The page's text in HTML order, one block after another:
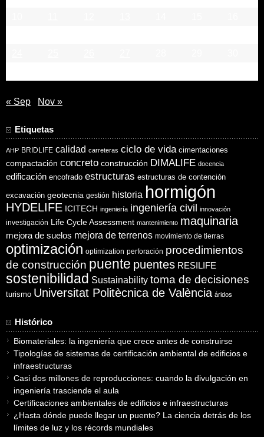
« Sep Nov »
Etiquetas
AHP BRIDLIFE calidad carreteras ciclo de vida cimentaciones
compactación concreto construcción DIMALIFE docencia
edificación encofrado estructuras estructuras de contención
excavación geotecnia gestión historia hormigón
HYDELIFE ICITECH ingeniería ingeniería civil innovación
investigación Life Cycle Assessment mantenimiento maquinaria
mejora de suelos mejora de terrenos movimiento de tierras
optimización optimization perforación procedimientos
de construcción puente puentes RESILIFE
sostenibilidad Sustainability toma de decisiones
turismo Universitat Politècnica de València áridos
Histórico
Biomateriales: la ingeniería que crece antes de construirse
Tipologías de sistemas de certificación ambiental de edificios e
infraestructuras
Casi dos millones de reproducciones: cuando la divulgación en
ingeniería trasciende el aula
Certificaciones ambientales de edificios e infraestructuras
¿Hasta dónde puede llegar un puente? La ciencia detrás de los
límites de luz y los récords mundiales